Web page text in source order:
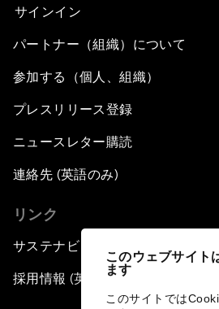
このウェブサイト
ます
このサイトでは
サインイン
パートナー（組織）について
参加する（個人、組織）
プレスリリース登録
ニュースレター購読
連絡先 (英語のみ)
リンク
サステナビリティへの取り組み
採用情報 (英語のみ)